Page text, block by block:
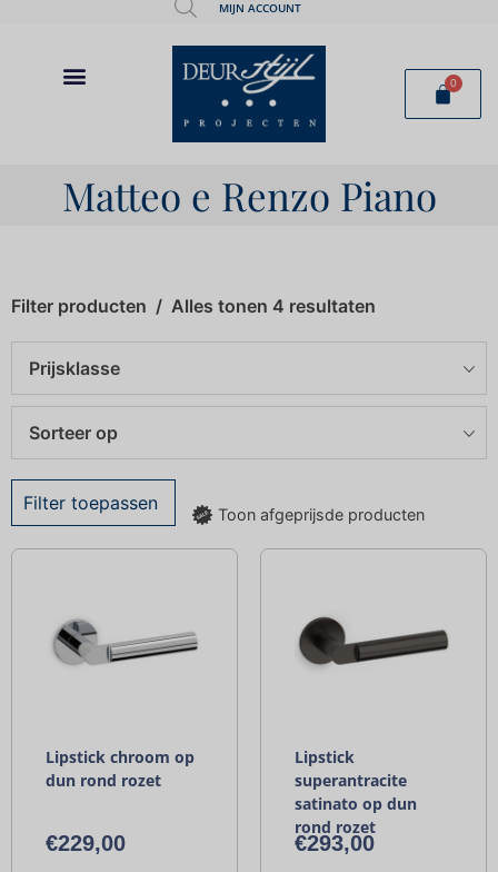
MIJN ACCOUNT
0
Matteo e Renzo Piano
Filter producten Alles tonen 4 resultaten
Prijsklasse
Sorteer op
Filter toepassen
Toon afgeprijsde producten
Lipstick chroom op
dun rond rozet
€229,00
Lipstick
superantracite
satinato op dun
rond rozet
€293,00